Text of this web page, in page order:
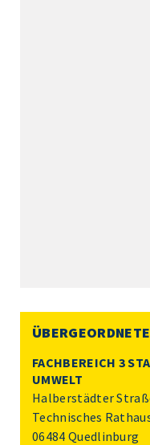
FACHBEREICH 3
UMWELT
Halberstädter
Technisches
06484 Quedlinburg